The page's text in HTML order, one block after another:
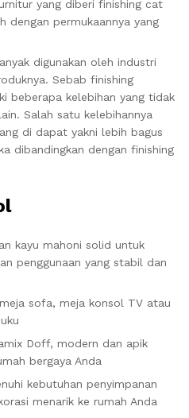
yang diberi finishing cat
dengan permukaannya yang
digunakan oleh industri
Sebab finishing
beberapa kelebihan yang tidak
Salah satu kelebihannya
di dapat yakni lebih bagus
dibandingkan dengan finishing
kayu mahoni solid untuk
penggunaan yang stabil dan
sofa, meja konsol TV atau
Doff, modern dan apik
bergaya Anda
kebutuhan penyimpanan
menarik ke rumah Anda